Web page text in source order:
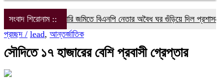
সংবাদ শিরোনাম ::
সরকারি জমিতে বিএনপি নেতার অবৈধ ঘর গুঁড়িয়ে দিল প্রশাসন
প্রচ্ছদ / lead, আন্তর্জাতিক
সৌদিতে ১৭ হাজারের বেশি প্রবাসী গ্রেপ্তার